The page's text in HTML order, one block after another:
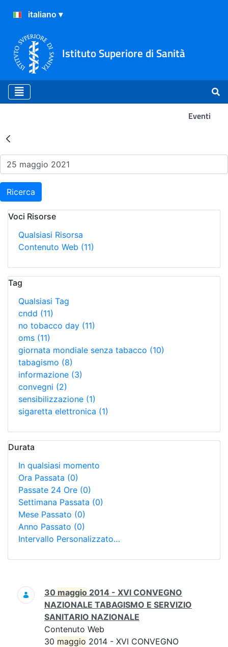
Istituto Superiore di Sanità
Eventi
Risultati della Ricerca -
Ricerca
Voci Risorse
Qualsiasi Risorsa
Contenuto Web (11)
Tag
Qualsiasi Tag
cndd (11)
no tobacco day (11)
oms (11)
giornata mondiale senza tabacco (10)
tabagismo (8)
informazione (3)
convegni (2)
sensibilizzazione (1)
sigaretta elettronica (1)
Durata
In qualsiasi momento
Ora Passata (0)
Passate 24 Ore (0)
Settimana Passata (0)
Mese Passato (0)
Anno Passato (0)
Intervallo Personalizzato…
Ricerca
30 maggio 2014 - XVI CONVEGNO
NAZIONALE TABAGISMO E SERVIZIO
SANITARIO NAZIONALE
Contenuto Web
30 maggio 2014 - XVI CONVEGNO